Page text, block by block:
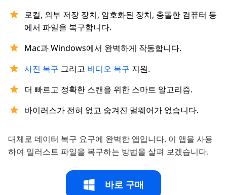
로컬, 외부 저장 장치, 암호화된 장치, 충돌한 컴퓨터 등
에서 파일을 복구합니다.
Mac과 Windows에서 완벽하게 작동합니다.
사진 복구 그리고 비디오 복구 지원.
더 빠르고 정확한 스캔을 위한 스마트 알고리즘.
바이러스가 전혀 없고 숨겨진 멀웨어가 없습니다.
대체로 데이터 복구 요구에 완벽한 앱입니다. 이 앱을 사용
하여 일러스트 파일을 복구하는 방법을 살펴 보겠습니다.
바로 구매